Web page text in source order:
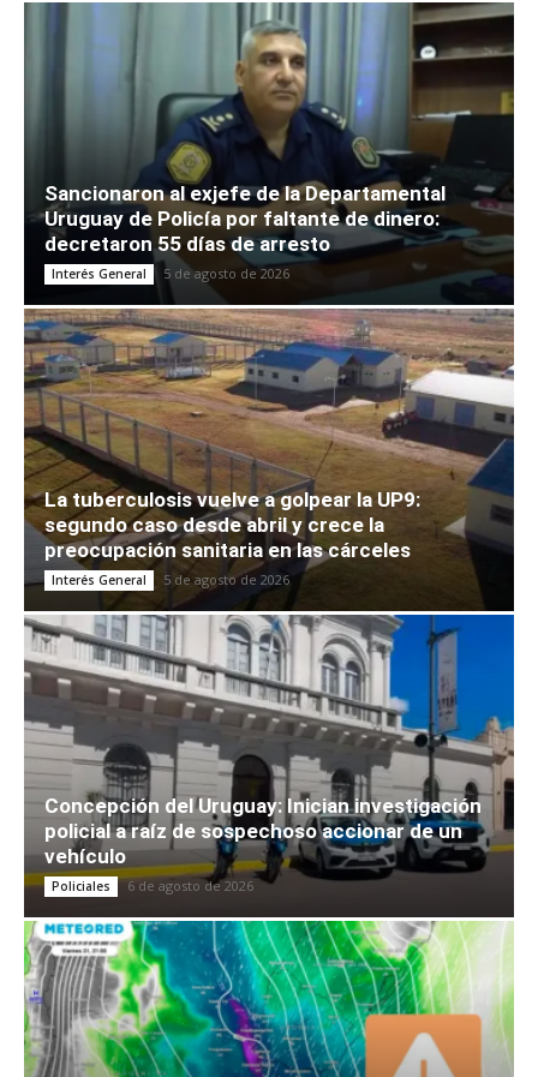
Sancionaron al exjefe de la Departamental
Uruguay de Policía por faltante de dinero:
decretaron 55 días de arresto
Interés General 5 de agosto de 2026
La tuberculosis vuelve a golpear la UP9:
segundo caso desde abril y crece la
preocupación sanitaria en las cárceles
Interés General 5 de agosto de 2026
Concepción del Uruguay: Inician investigación
policial a raíz de sospechoso accionar de un
vehículo
Policiales 6 de agosto de 2026